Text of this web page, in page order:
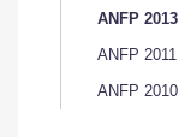
ANFP 2013
ANFP 2011
ANFP 2010